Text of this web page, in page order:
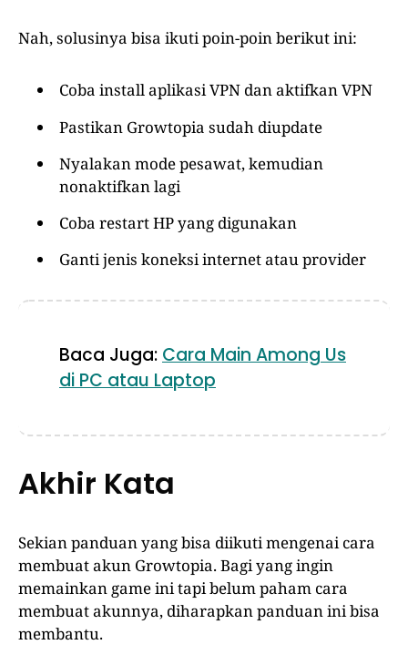
Nah, solusinya bisa ikuti poin-poin berikut ini:
Coba install aplikasi VPN dan aktifkan VPN
Pastikan Growtopia sudah diupdate
Nyalakan mode pesawat, kemudian
nonaktifkan lagi
Coba restart HP yang digunakan
Ganti jenis koneksi internet atau provider
Baca Juga: Cara Main Among Us
di PC atau Laptop
Akhir Kata
Sekian panduan yang bisa diikuti mengenai cara
membuat akun Growtopia. Bagi yang ingin
memainkan game ini tapi belum paham cara
membuat akunnya, diharapkan panduan ini bisa
membantu.